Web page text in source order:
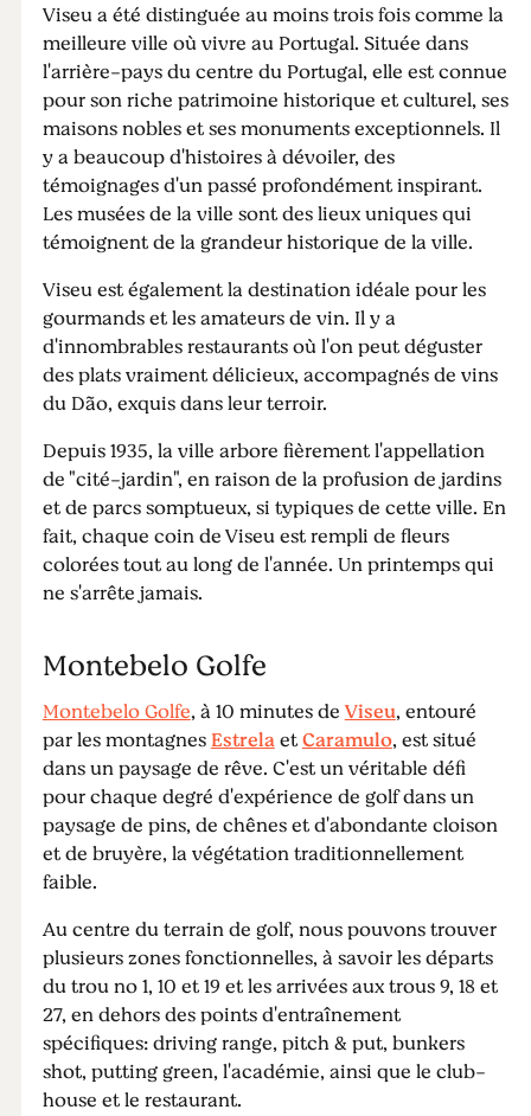
Viseu a été distinguée au moins trois fois comme la
meilleure ville où vivre au Portugal. Située dans
l'arrière-pays du centre du Portugal, elle est connue
pour son riche patrimoine historique et culturel, ses
maisons nobles et ses monuments exceptionnels. Il
y a beaucoup d'histoires à dévoiler, des
témoignages d'un passé profondément inspirant.
Les musées de la ville sont des lieux uniques qui
témoignent de la grandeur historique de la ville.
Viseu est également la destination idéale pour les
gourmands et les amateurs de vin. Il y a
d'innombrables restaurants où l'on peut déguster
des plats vraiment délicieux, accompagnés de vins
du Dão, exquis dans leur terroir.
Depuis 1935, la ville arbore fièrement l'appellation
de "cité-jardin", en raison de la profusion de jardins
et de parcs somptueux, si typiques de cette ville. En
fait, chaque coin de Viseu est rempli de fleurs
colorées tout au long de l'année. Un printemps qui
ne s'arrête jamais.
Montebelo Golfe
Montebelo Golfe, à 10 minutes deViseu, entouré
par les montagnesEstrelaetCaramulo, est situé
dans un paysage de rêve. C'est un véritable défi
pour chaque degré d'expérience de golf dans un
paysage de pins, de chênes et d'abondante cloison
et de bruyère, la végétation traditionnellement
faible.
Au centre du terrain de golf, nous pouvons trouver
plusieurs zones fonctionnelles, à savoir les départs
du trou no 1, 10 et 19 et les arrivées aux trous 9, 18 et
27, en dehors des points d'entraînement
spécifiques: driving range, pitch & put, bunkers
shot, putting green, l'académie, ainsi que le club-
house et le restaurant.